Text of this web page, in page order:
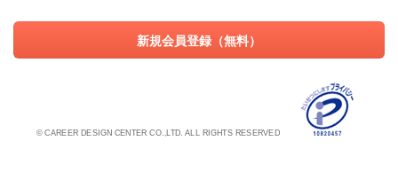
新規会員登録（無料）
© CAREER DESIGN CENTER CO.,LTD. ALL RIGHTS RESERVED